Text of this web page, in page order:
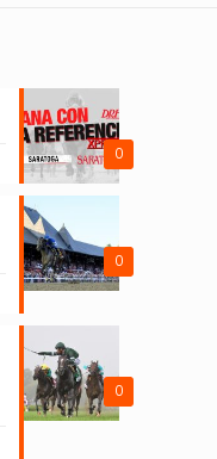
0
0
0